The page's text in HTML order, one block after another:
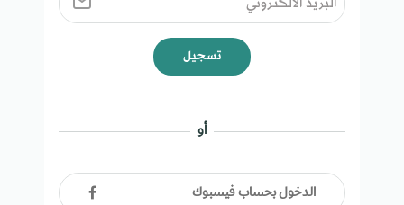
تسجيل
أو
الدخول بحساب فيسبوك